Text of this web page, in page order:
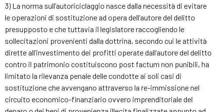
3) La norma sull’autoriciclaggio nasce dalla necessità di evitare
le operazioni di sostituzione ad opera dell’autore del delitto
presupposto e che tuttavia il legislatore raccogliendo le
sollecitazioni provenienti dalla dottrina, secondo cui le attività
dirette all’investimento dei profitti operate dall’autore del delitto
contro il patrimonio costituiscono post factum non punibili, ha
limitato la rilevanza penale delle condotte ai soli casi di
sostituzione che avvengano attraverso la re-immissione nel
circuito economico-finanziario ovvero imprenditoriale del